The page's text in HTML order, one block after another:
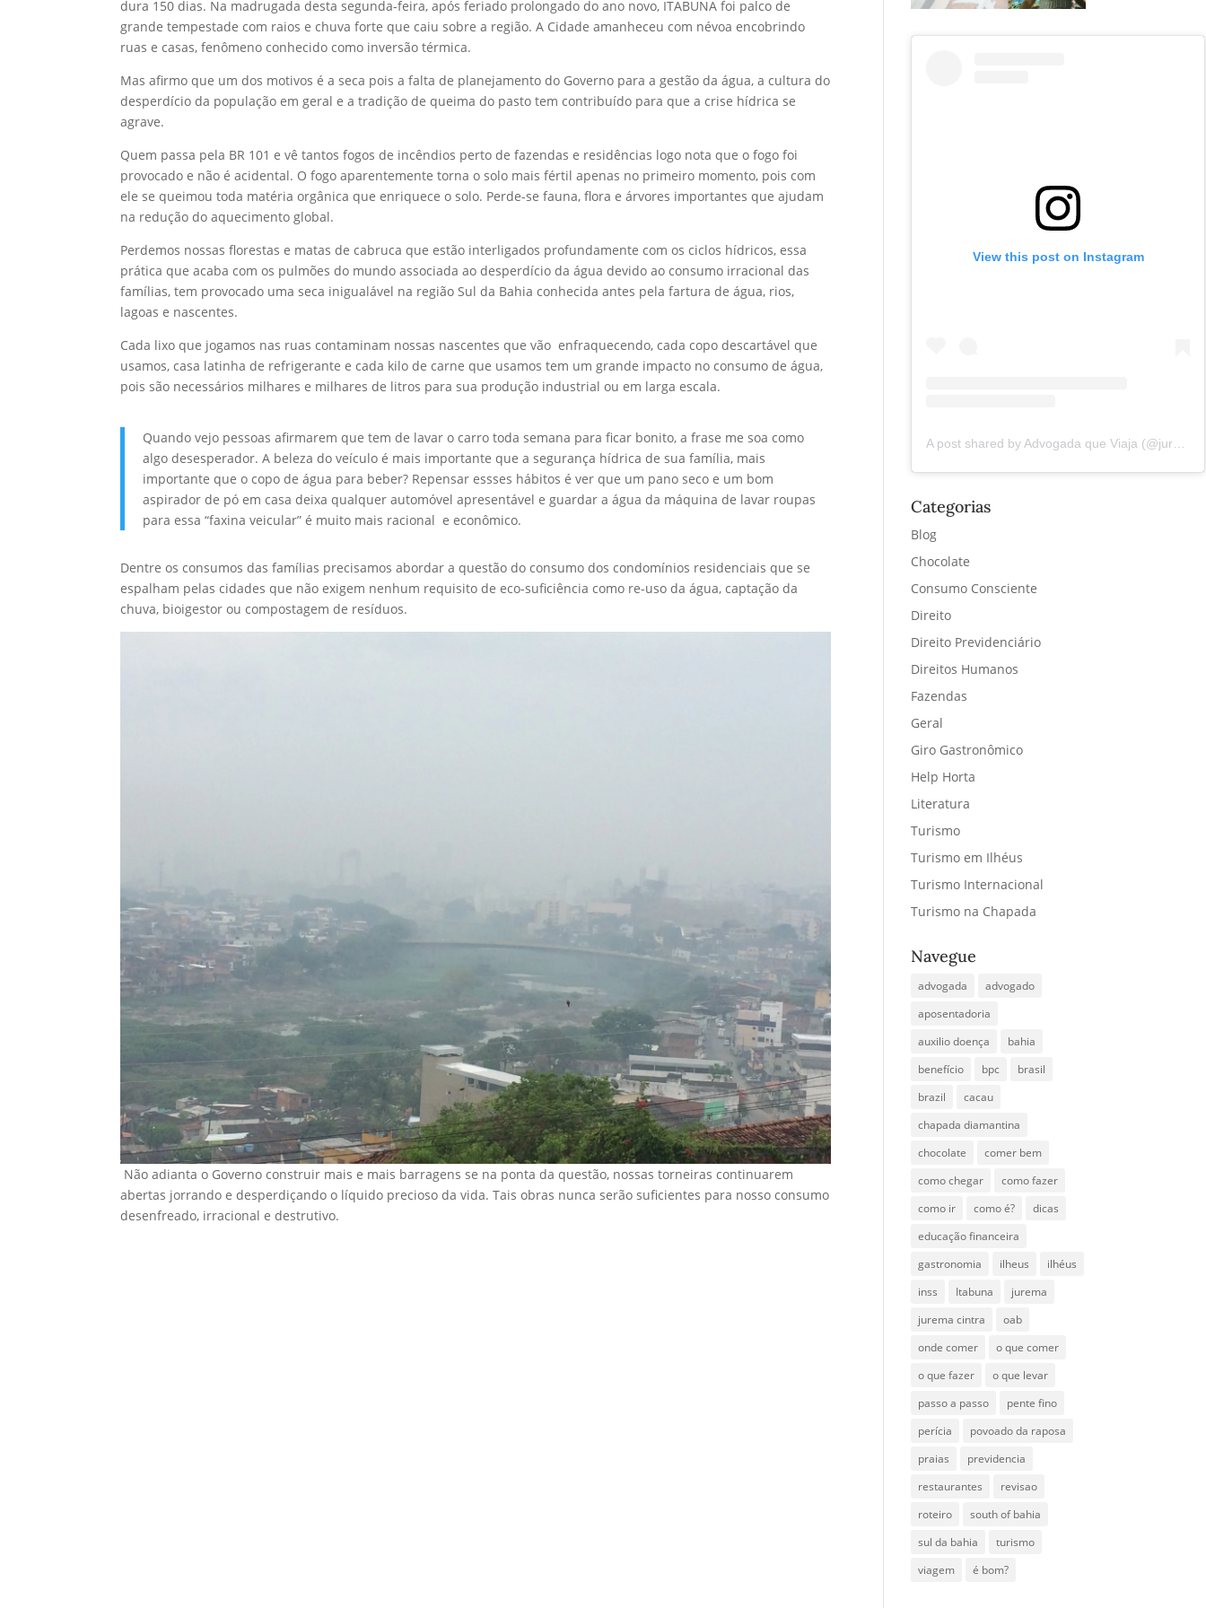
dura 150 dias. Na madrugada desta segunda-feira, após feriado prolongado do ano novo, ITABUNA foi palco de
grande tempestade com raios e chuva forte que caiu sobre a região. A Cidade amanheceu com névoa encobrindo
ruas e casas, fenômeno conhecido como inversão térmica.
Mas afirmo que um dos motivos é a seca pois a falta de planejamento do Governo para a gestão da água, a cultura do
desperdício da população em geral e a tradição de queima do pasto tem contribuído para que a crise hídrica se
agrave.
Quem passa pela BR 101 e vê tantos fogos de incêndios perto de fazendas e residências logo nota que o fogo foi
provocado e não é acidental. O fogo aparentemente torna o solo mais fértil apenas no primeiro momento, pois com
ele se queimou toda matéria orgânica que enriquece o solo. Perde-se fauna, flora e árvores importantes que ajudam
na redução do aquecimento global.
Perdemos nossas florestas e matas de cabruca que estão interligados profundamente com os ciclos hídricos, essa
prática que acaba com os pulmões do mundo associada ao desperdício da água devido ao consumo irracional das
famílias, tem provocado uma seca inigualável na região Sul da Bahia conhecida antes pela fartura de água, rios,
lagoas e nascentes.
Cada lixo que jogamos nas ruas contaminam nossas nascentes que vão enfraquecendo, cada copo descartável que
usamos, casa latinha de refrigerante e cada kilo de carne que usamos tem um grande impacto no consumo de água,
pois são necessários milhares e milhares de litros para sua produção industrial ou em larga escala.
Quando vejo pessoas afirmarem que tem de lavar o carro toda semana para ficar bonito, a frase me soa como
algo desesperador. A beleza do veículo é mais importante que a segurança hídrica de sua família, mais
importante que o copo de água para beber? Repensar essses hábitos é ver que um pano seco e um bom
aspirador de pó em casa deixa qualquer automóvel apresentável e guardar a água da máquina de lavar roupas
para essa “faxina veicular” é muito mais racional e econômico.
Dentre os consumos das famílias precisamos abordar a questão do consumo dos condomínios residenciais que se
espalham pelas cidades que não exigem nenhum requisito de eco-suficiência como re-uso da água, captação da
chuva, bioigestor ou compostagem de resíduos.
Não adianta o Governo construir mais e mais barragens se na ponta da questão, nossas torneiras continuarem
abertas jorrando e desperdiçando o líquido precioso da vida. Tais obras nunca serão suficientes para nosso consumo
desenfreado, irracional e destrutivo.
View this post on Instagram
A post shared by Advogada que Viaja (@juremacintra)
Categorias
Blog
Chocolate
Consumo Consciente
Direito
Direito Previdenciário
Direitos Humanos
Fazendas
Geral
Giro Gastronômico
Help Horta
Literatura
Turismo
Turismo em Ilhéus
Turismo Internacional
Turismo na Chapada
Navegue
advogada
advogado
aposentadoria
auxilio doença
bahia
benefício
bpc
brasil
brazil
cacau
chapada diamantina
chocolate
comer bem
como chegar
como fazer
como ir
como é?
dicas
educação financeira
gastronomia
ilheus
ilhéus
inss
Itabuna
jurema
jurema cintra
oab
onde comer
o que comer
o que fazer
o que levar
passo a passo
pente fino
perícia
povoado da raposa
praias
previdencia
restaurantes
revisao
roteiro
south of bahia
sul da bahia
turismo
viagem
é bom?